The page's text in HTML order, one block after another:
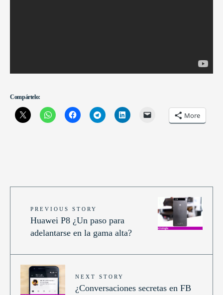
Compártelo:
More
PREVIOUS STORY
Huawei P8 ¿Un paso para
adelantarse en la gama alta?
NEXT STORY
¿Conversaciones secretas en FB